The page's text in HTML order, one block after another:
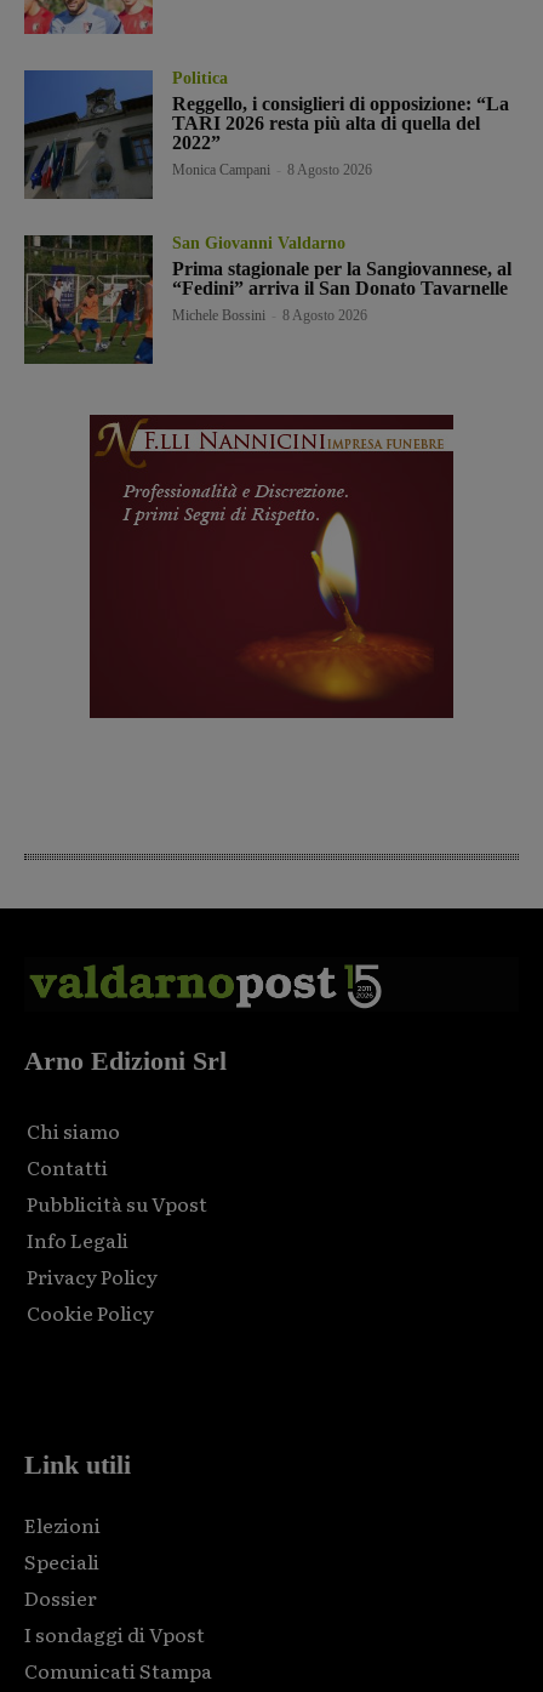
Politica
Reggello, i consiglieri di opposizione: “La
TARI 2026 resta più alta di quella del
2022”
Monica Campani 8 Agosto 2026
San Giovanni Valdarno
Prima stagionale per la Sangiovannese, al
“Fedini” arriva il San Donato Tavarnelle
Michele Bossini 8 Agosto 2026
Arno Edizioni Srl
Chi siamo
Contatti
Pubblicità su Vpost
Info Legali
Privacy Policy
Cookie Policy
Link utili
Elezioni
Speciali
Dossier
I sondaggi di Vpost
Comunicati Stampa